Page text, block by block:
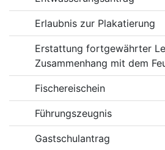
Erlaubnis zur Plakatierung
Erstattung fortgewährter
Zusammenhang mit dem
Fischereischein
Führungszeugnis
Gastschulantrag